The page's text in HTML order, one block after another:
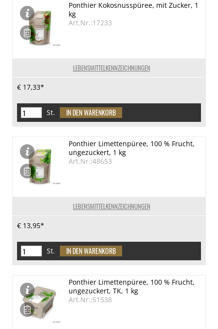
LEBENSMITTELKENNZEICHNUNGEN
Ponthier Kokosnusspüree, mit Zucker, 1
kg
Art.Nr.:17233
€ 17,33*
St.
LEBENSMITTELKENNZEICHNUNGEN
Ponthier Limettenpüree, 100 % Frucht,
ungezuckert, 1 kg
Art.Nr.:48653
€ 13,95*
St.
Ponthier Limettenpüree, 100 % Frucht,
ungezuckert, TK, 1 kg
Art.Nr.:51538